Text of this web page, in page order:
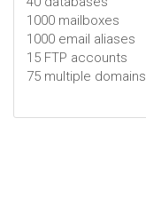
1000 mailboxes
1000 email aliases
15 FTP accounts
75 multiple domains